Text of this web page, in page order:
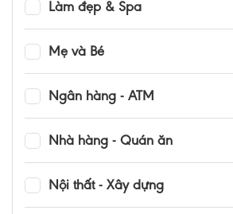
Làm đẹp & Spa
Mẹ và Bé
Ngân hàng - ATM
Nhà hàng - Quán ăn
Nội thất - Xây dựng